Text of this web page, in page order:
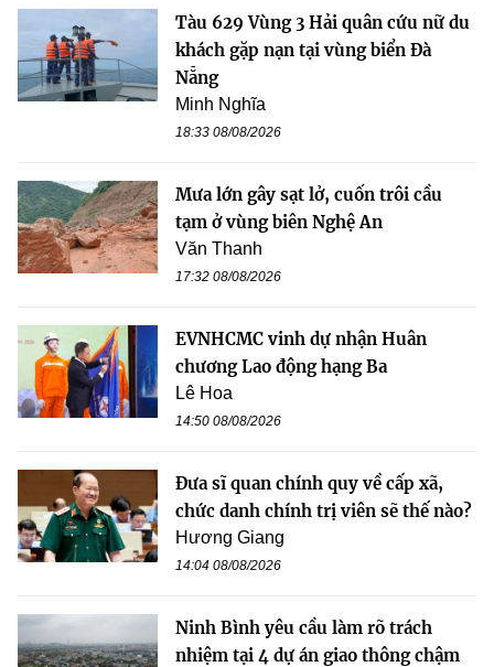
Tàu 629 Vùng 3 Hải quân cứu nữ du
khách gặp nạn tại vùng biển Đà
Nẵng
Minh Nghĩa
18:33 08/08/2026
Mưa lớn gây sạt lở, cuốn trôi cầu
tạm ở vùng biên Nghệ An
Văn Thanh
17:32 08/08/2026
EVNHCMC vinh dự nhận Huân
chương Lao động hạng Ba
Lê Hoa
14:50 08/08/2026
Đưa sĩ quan chính quy về cấp xã,
chức danh chính trị viên sẽ thế nào?
Hương Giang
14:04 08/08/2026
Ninh Bình yêu cầu làm rõ trách
nhiệm tại 4 dự án giao thông chậm